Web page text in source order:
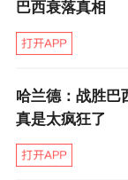
打的则是343
队的阵型是
时，它无法攻
场处于人数
腰，卡塞米罗
巴西衰落真相
哈兰德：战胜巴
真是太疯狂了